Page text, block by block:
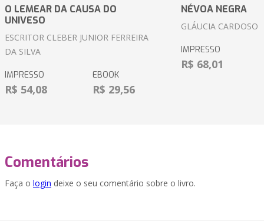
O LEMEAR DA CAUSA DO
UNIVESO
ESCRITOR CLEBER JUNIOR FERREIRA
DA SILVA
IMPRESSO
R$ 54,08
EBOOK
R$ 29,56
NÉVOA NEGRA
GLÁUCIA CARDOSO
IMPRESSO
R$ 68,01
Comentários
Faça o login deixe o seu comentário sobre o livro.